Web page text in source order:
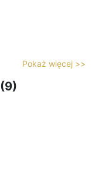
Pokaż więcej >>
(9)